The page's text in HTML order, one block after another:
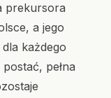
prekursora
a jego
każdego
pełna